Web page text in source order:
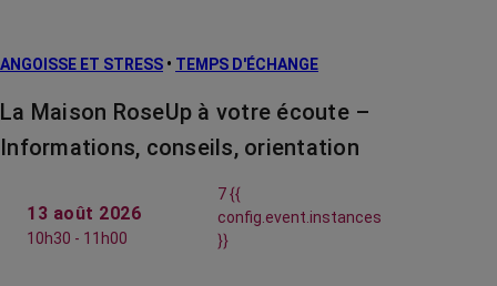
ANGOISSE ET STRESS • TEMPS D'ÉCHANGE
La Maison RoseUp à votre écoute –
Informations, conseils, orientation
13 août 2026
10h30 - 11h00
7 {{
config.event.instances
}}